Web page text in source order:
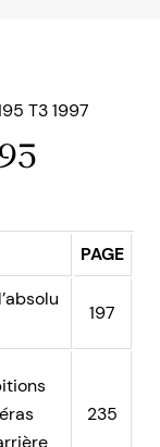
T3 1997
PAGE
197
235